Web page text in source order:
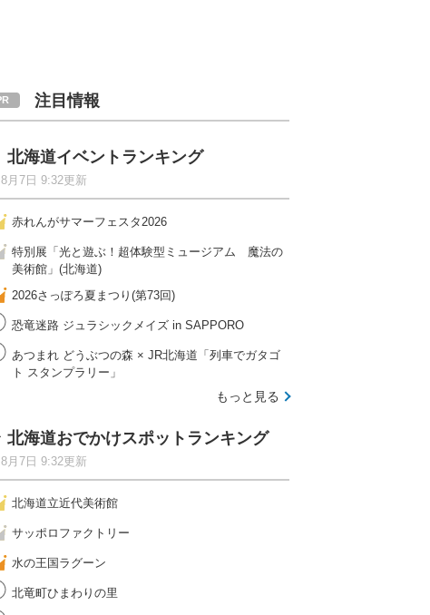
注目情報
北海道イベントランキング
8月7日 9:32更新
赤れんがサマーフェスタ2026
特別展「光と遊ぶ！超体験型ミュージアム 魔法の
美術館」(北海道)
2026さっぽろ夏まつり(第73回)
恐竜迷路 ジュラシックメイズ in SAPPORO
あつまれ どうぶつの森 × JR北海道「列車でガタゴ
ト スタンプラリー」
もっと見る
北海道おでかけスポットランキング
8月7日 9:32更新
北海道立近代美術館
サッポロファクトリー
水の王国ラグーン
北竜町ひまわりの里